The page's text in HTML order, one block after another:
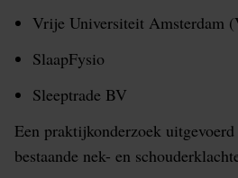
Vrije Universiteit Amsterdam
SlaapFysio
Sleeptrade BV
Een praktijkonderzoek
bestaande nek- en